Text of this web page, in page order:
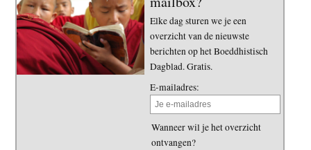
Elke dag sturen we je een
overzicht van de nieuwste
berichten op het Boeddhistisch
Dagblad. Gratis.
E-mailadres:
Wanneer wil je het overzicht
ontvangen?